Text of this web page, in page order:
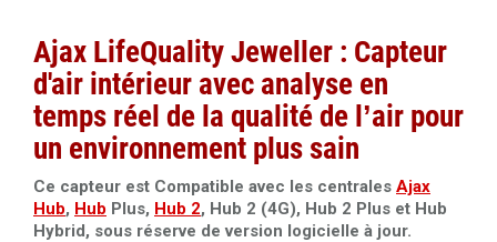
Ajax LifeQuality Jeweller : Capteur
d'air intérieur avec analyse en
temps réel de la qualité de l’air pour
un environnement plus sain
Ce capteur est Compatible avec les centrales Ajax
Hub, Hub Plus, Hub 2, Hub 2 (4G), Hub 2 Plus et Hub
Hybrid, sous réserve de version logicielle à jour.